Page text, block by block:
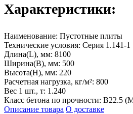
Характеристики:
Наименование: Пустотные плиты
Технические условия: Серия 1.141-1
Длина(L), мм: 8100
Ширина(B), мм: 500
Высота(H), мм: 220
Расчетная нагрузка, кг/м²: 800
Вес 1 шт., т: 1.240
Класс бетона по прочности: В22.5
Описание товара О доставке